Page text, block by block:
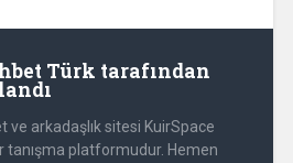
Türk tarafından
ve arkadaşlık sitesi KuirSpace
tanışma platformudur. Hemen